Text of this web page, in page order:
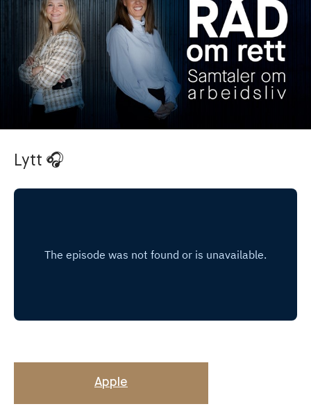
Lytt 🎧
Apple